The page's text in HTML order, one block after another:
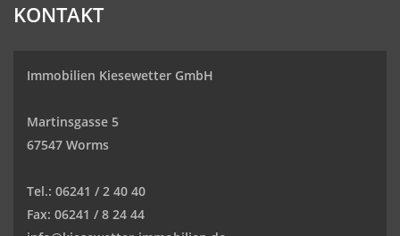
KONTAKT
Immobilien Kiesewetter GmbH
Martinsgasse 5
67547 Worms
Tel.: 06241 / 2 40 40
Fax: 06241 / 8 24 44